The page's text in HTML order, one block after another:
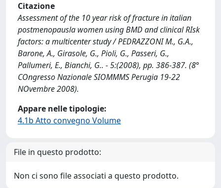
Citazione
Assessment of the 10 year risk of fracture in italian
postmenopausla women using BMD and clinical RIsk
factors: a multicenter study / PEDRAZZONI M., G.A.,
Barone, A., Girasole, G., Pioli, G., Passeri, G.,
Pallumeri, E., Bianchi, G.. - 5:(2008), pp. 386-387. (8°
COngresso Nazionale SIOMMMS Perugia 19-22
NOvembre 2008).
Appare nelle tipologie:
4.1b Atto convegno Volume
File in questo prodotto:
Non ci sono file associati a questo prodotto.